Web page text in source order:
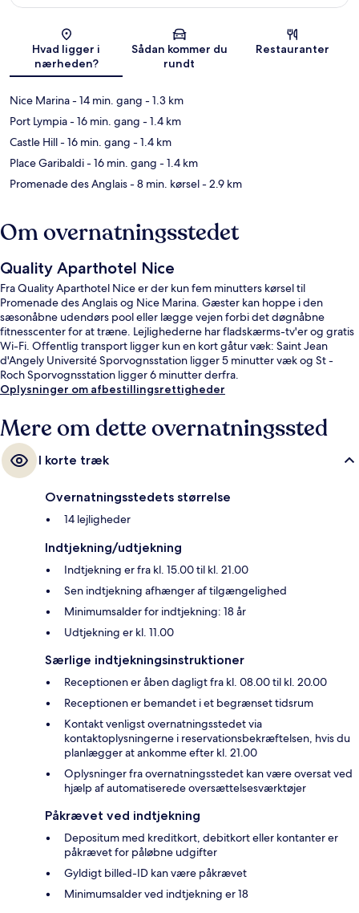
Kort
Hvad ligger i
nærheden?
Sådan kommer du
rundt
Restauranter
Nice Marina- 14 min. gang - 1.3 km
Port Lympia- 16 min. gang - 1.4 km
Castle Hill- 16 min. gang - 1.4 km
Place Garibaldi- 16 min. gang - 1.4 km
Promenade des Anglais- 8 min. kørsel- 2.9 km
Om overnatningsstedet
Quality Aparthotel Nice
Fra Quality Aparthotel Nice er der kun fem minutters kørsel til
Promenade des Anglais og Nice Marina. Gæster kan hoppe i den
sæsonåbne udendørs pool eller lægge vejen forbi det døgnåbne
fitnesscenter for at træne. Lejlighederne har fladskærms-tv'er og gratis
Wi-Fi. Offentlig transport ligger kun en kort gåtur væk: Saint Jean
d'Angely Université Sporvognsstation ligger 5 minutter væk og St -
Roch Sporvognsstation ligger 6 minutter derfra.
Oplysninger om afbestillingsrettigheder
Mere om dette overnatningssted
I korte træk
Overnatningsstedets størrelse
14 lejligheder
Indtjekning/udtjekning
Indtjekning er fra kl. 15.00 til kl. 21.00
Sen indtjekning afhænger af tilgængelighed
Minimumsalder for indtjekning: 18 år
Udtjekning er kl. 11.00
Særlige indtjekningsinstruktioner
Receptionen er åben dagligt fra kl. 08.00 til kl. 20.00
Receptionen er bemandet i et begrænset tidsrum
Kontakt venligst overnatningsstedet via
kontaktoplysningerne i reservationsbekræftelsen, hvis du
planlægger at ankomme efter kl. 21.00
Oplysninger fra overnatningsstedet kan være oversat ved
hjælp af automatiserede oversættelsesværktøjer
Påkrævet ved indtjekning
Depositum med kreditkort, debitkort eller kontanter er
påkrævet for påløbne udgifter
Gyldigt billed-ID kan være påkrævet
Minimumsalder ved indtjekning er 18